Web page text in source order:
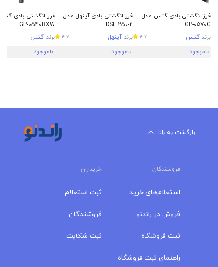
فرز انگشتی بادی گتس مدل
GP-0570C
برندگتس 4.7
ناموجود
فرز انگشتی بادی آینهل مدل
DSL 250-2
برند آینهل 4.7
ناموجود
فرز انگشتی بادی
GP-0530RXW
برندگتس
ناموجود
بازگشت به بالا
فروشندگان خریداران
استعلام‌های خرید
فروش در راندنو
ثبت فروشگاه
راهنمای ثبت فروشگاه
ثبت استعلام
فروشندگان
ثبت شکایت